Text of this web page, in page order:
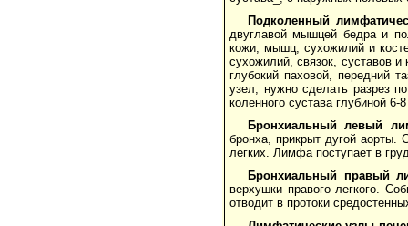
Подколенный
двуглавой мышцей бедра и
кожи, мышц, сухожилий и
сухожилий, связок, суставов
глубокий паховой, передний
узел, нужно сделать разрез
коленного сустава глубиной
Бронхиальный левый
бронха, прикрыт дугой аорты.
легких. Лимфа поступает в
Бронхиальный правый
верхушки правого легкого.
отводит в протоки